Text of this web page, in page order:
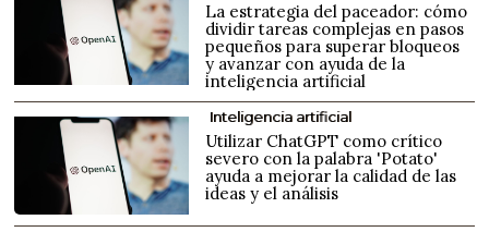
La estrategia del paceador: cómo
dividir tareas complejas en pasos
pequeños para superar bloqueos
y avanzar con ayuda de la
inteligencia artificial
Inteligencia artificial
Utilizar ChatGPT como crítico
severo con la palabra 'Potato'
ayuda a mejorar la calidad de las
ideas y el análisis